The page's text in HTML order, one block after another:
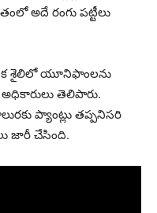
అదే రంగు పట్టీలు
శైలిలో యూనిఫాంలను
తెలిపారు.
ప్యాంట్లు తప్పనిసరి
జారీ చేసింది.